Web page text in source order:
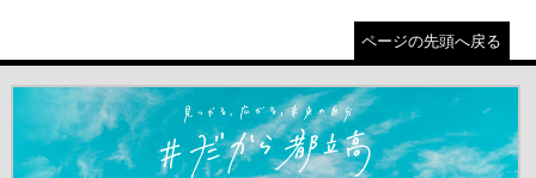
ページの先頭へ戻る
＃だから都立高（別ウインドウが開きます）